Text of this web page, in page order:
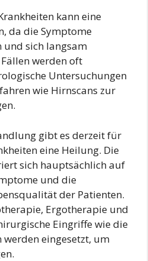
kann eine
da die Symptome
und sich langsam
werden oft
Untersuchungen
wie Hirnscans zur
gibt es derzeit für
eine Heilung. Die
sich hauptsächlich auf
und die
der Patienten.
Ergotherapie und
Eingriffe wie die
eingesetzt, um